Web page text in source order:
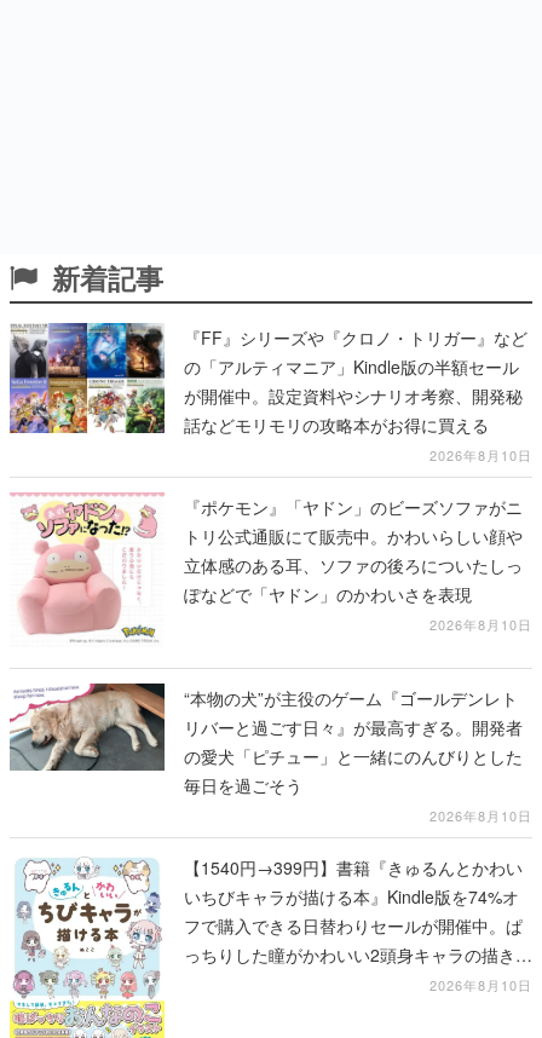
新着記事
『FF』シリーズや『クロノ・トリガー』など
の「アルティマニア」Kindle版の半額セール
が開催中。設定資料やシナリオ考察、開発秘
話などモリモリの攻略本がお得に買える
2026年8月10日
『ポケモン』「ヤドン」のビーズソファがニ
トリ公式通販にて販売中。かわいらしい顔や
立体感のある耳、ソファの後ろについたしっ
ぽなどで「ヤドン」のかわいさを表現
2026年8月10日
“本物の犬”が主役のゲーム『ゴールデンレト
リバーと過ごす日々』が最高すぎる。開発者
の愛犬「ピチュー」と一緒にのんびりとした
毎日を過ごそう
2026年8月10日
【1540円→399円】書籍『きゅるんとかわい
いちびキャラが描ける本』Kindle版を74%オ
フで購入できる日替わりセールが開催中。ぱ
っちりした瞳がかわいい2頭身キャラの描き方
2026年8月10日